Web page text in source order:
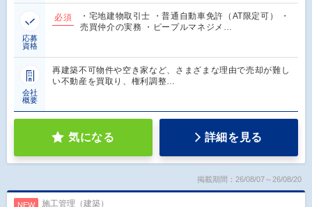
応募
資格
必須
・宅地建物取引士 ・普通自動車免許（AT限定可） ・
売買仲介の実務 ・ピープルマネジメ…
会社
概要
再建築不可物件や空き家など、さまざまな理由で売却が難し
い不動産を買取り、権利調整…
気になる 詳細を見る
掲載期間：26/08/07～26/08/20
NEW 施工管理（建築）